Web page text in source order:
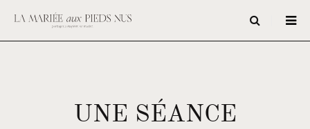
UNE SÉANCE